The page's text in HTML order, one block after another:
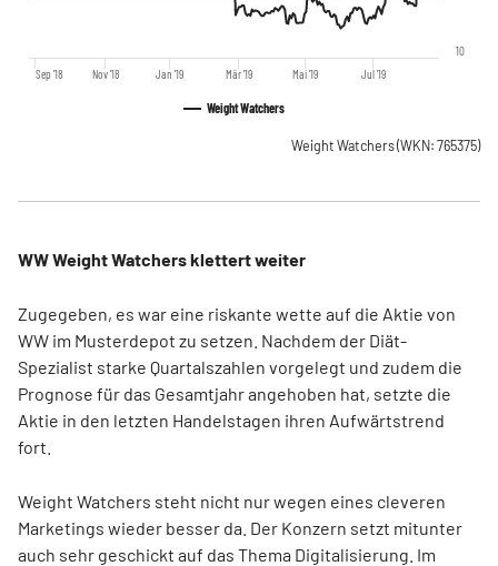
Weight Watchers
Sep '18 Nov '18 Jan '19 Mär '19 Mai '19 Jul '19
10
Weight Watchers(WKN: 765375)
WW Weight Watchers klettert weiter
Zugegeben, es war eine riskante wette auf die Aktie von
WW im Musterdepot zu setzen. Nachdem der Diät-
Spezialist starke Quartalszahlen vorgelegt und zudem die
Prognose für das Gesamtjahr angehoben hat, setzte die
Aktie in den letzten Handelstagen ihren Aufwärtstrend
fort.
Weight Watchers steht nicht nur wegen eines cleveren
Marketings wieder besser da. Der Konzern setzt mitunter
auch sehr geschickt auf das Thema Digitalisierung. Im